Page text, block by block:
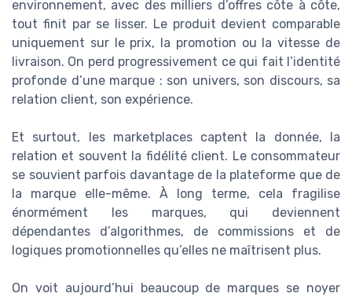
environnement, avec des milliers d’offres côte à côte,
tout finit par se lisser. Le produit devient comparable
uniquement sur le prix, la promotion ou la vitesse de
livraison. On perd progressivement ce qui fait l’identité
profonde d’une marque : son univers, son discours, sa
relation client, son expérience.
Et surtout, les marketplaces captent la donnée, la
relation et souvent la fidélité client. Le consommateur
se souvient parfois davantage de la plateforme que de
la marque elle-même. À long terme, cela fragilise
énormément les marques, qui deviennent
dépendantes d’algorithmes, de commissions et de
logiques promotionnelles qu’elles ne maîtrisent plus.
On voit aujourd’hui beaucoup de marques se noyer